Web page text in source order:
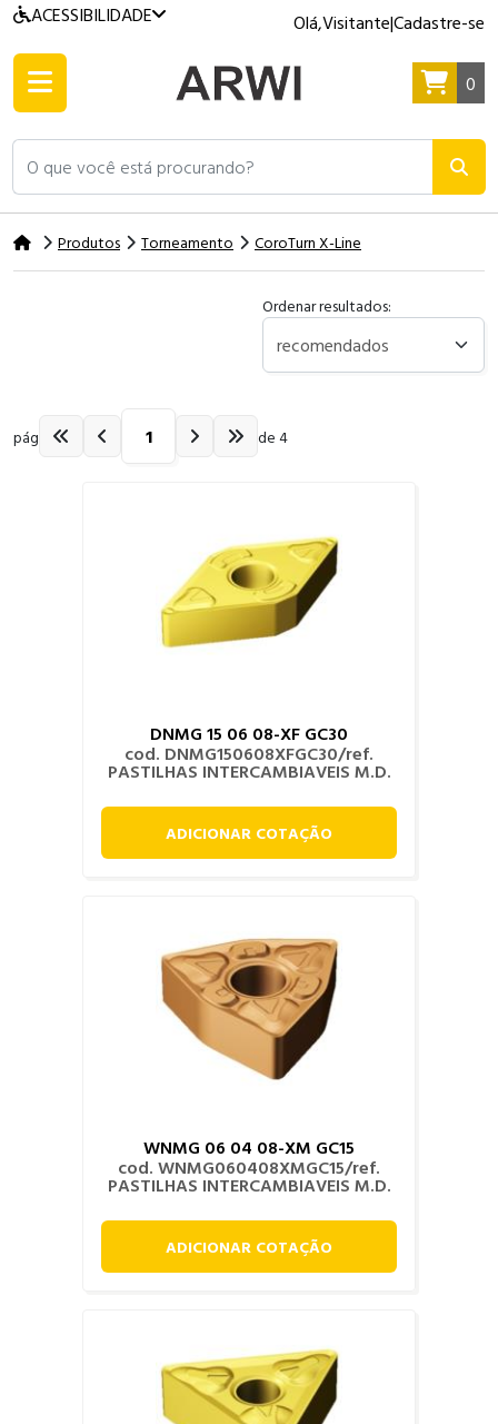
ACESSIBILIDADE Olá,Visitante|Cadastre-se
O que você está procurando?
0
Produtos Torneamento CoroTurn X-Line
Ordenar resultados:
pág de 4
DNMG 15 06 08-XF GC30
cod. DNMG150608XFGC30/ref.
PASTILHAS INTERCAMBIAVEIS M.D.
ADICIONAR COTAÇÃO
WNMG 06 04 08-XM GC15
cod. WNMG060408XMGC15/ref.
PASTILHAS INTERCAMBIAVEIS M.D.
ADICIONAR COTAÇÃO